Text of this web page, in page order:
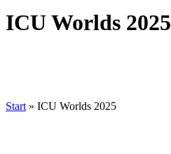
ICU Worlds 2025
Start » ICU Worlds 2025